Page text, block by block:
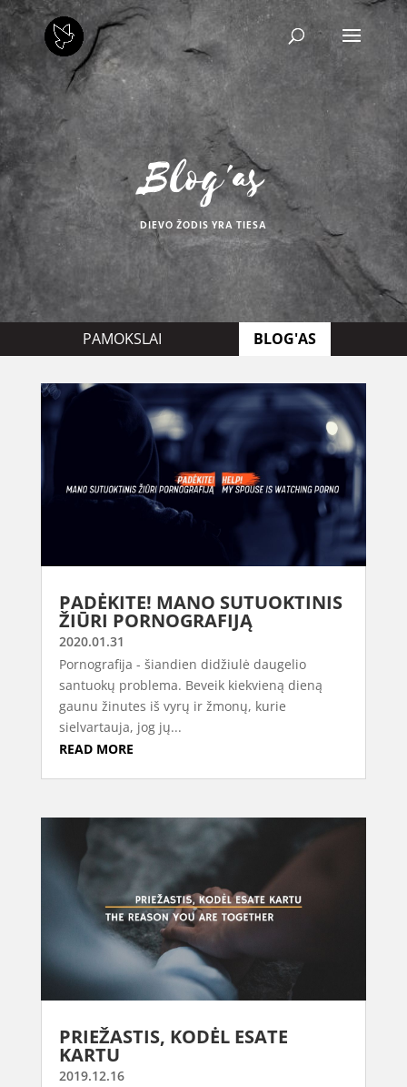
Blog'as
DIEVO ŽODIS YRA TIESA
PAMOKSLAI BLOG'AS
PADĖKITE! MANO SUTUOKTINIS
ŽIŪRI PORNOGRAFIJĄ
2020.01.31
Pornografija - šiandien didžiulė daugelio
santuokų problema. Beveik kiekvieną dieną
gaunu žinutes iš vyrų ir žmonų, kurie
sielvartauja, jog jų...
READ MORE
PRIEŽASTIS, KODĖL ESATE
KARTU
2019.12.16